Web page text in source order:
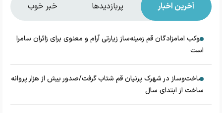
آخرین اخبار پربازدیدها خبر خوب
موکب امامزادگان قم زمینه‌ساز زیارتی آرام و معنوی برای زائران سامرا
است
ساخت‌وساز در شهرک پرنیان قم شتاب گرفت/صدور بیش از هزار پروانه
ساخت از ابتدای سال